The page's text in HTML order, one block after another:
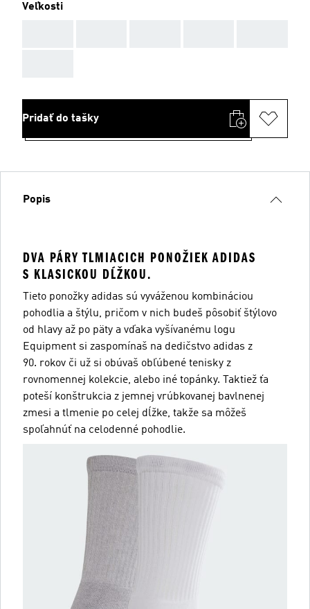
Veľkosti
Pridať do tašky
Popis
DVA PÁRY TLMIACICH PONOŽIEK ADIDAS
S KLASICKOU DĹŽKOU.
Tieto ponožky adidas sú vyváženou kombináciou
pohodlia a štýlu, pričom v nich budeš pôsobiť štýlovo
od hlavy až po päty a vďaka vyšívanému logu
Equipment si zaspomínaš na dedičstvo adidas z
90. rokov či už si obúvaš obľúbené tenisky z
rovnomennej kolekcie, alebo iné topánky. Taktiež ťa
poteší konštrukcia z jemnej vrúbkovanej bavlnenej
zmesi a tlmenie po celej dĺžke, takže sa môžeš
spoľahnúť na celodenné pohodlie.